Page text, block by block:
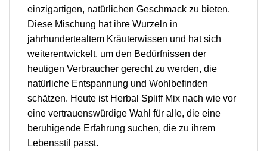
einzigartigen, natürlichen Geschmack zu bieten.
Diese Mischung hat ihre Wurzeln in
jahrhundertealtem Kräuterwissen und hat sich
weiterentwickelt, um den Bedürfnissen der
heutigen Verbraucher gerecht zu werden, die
natürliche Entspannung und Wohlbefinden
schätzen. Heute ist Herbal Spliff Mix nach wie vor
eine vertrauenswürdige Wahl für alle, die eine
beruhigende Erfahrung suchen, die zu ihrem
Lebensstil passt.